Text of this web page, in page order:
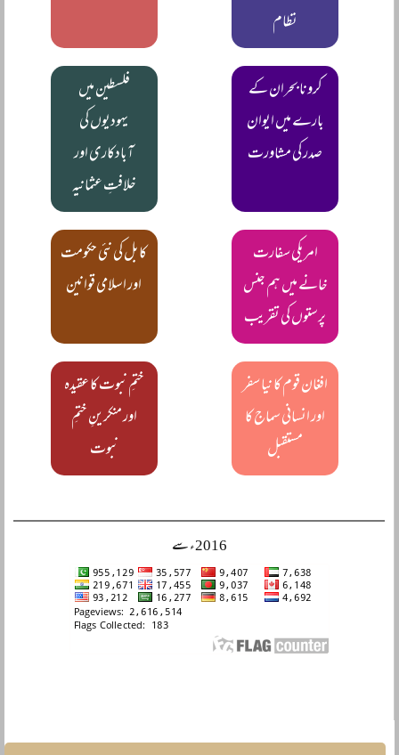
نظام
کرونا بحران کے
بارے میں ایوان
صدر کی مشاورت
فلسطین میں
یہودیوں کی
آبادکاری اور
خلافتِ عثمانیہ
امریکی سفارت
خانے میں ہم جنس
پرستوں کی تقریب
کابل کی نئی حکومت
اور اسلامی قوانین
افغان قوم کا نیا سفر
اور انسانی سماج کا
مستقبل
ختمِ نبوت کا عقیدہ
اور منکرینِ ختمِ
نبوت
2016ء سے